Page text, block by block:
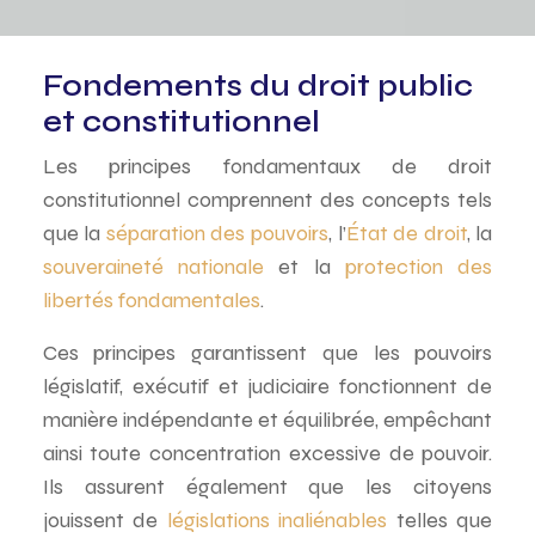
Fondements du droit public
et constitutionnel
Les principes fondamentaux de droit
constitutionnel comprennent des concepts tels
que la séparation des pouvoirs, l’État de droit, la
souveraineté nationale et la protection des
libertés fondamentales.
Ces principes garantissent que les pouvoirs
législatif, exécutif et judiciaire fonctionnent de
manière indépendante et équilibrée, empêchant
ainsi toute concentration excessive de pouvoir.
Ils assurent également que les citoyens
jouissent de législations inaliénables telles que